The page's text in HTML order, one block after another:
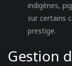
indigènes,
sur certains
prestige.
Gestion